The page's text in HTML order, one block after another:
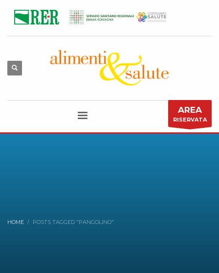
AREA
RISERVATA
HOME POSTS TAGGED "PANGOLINO"